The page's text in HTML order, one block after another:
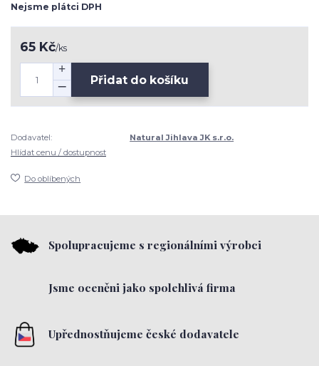
Nejsme plátci DPH
65 Kč/ks
Přidat do košíku
Dodavatel:
Natural Jihlava JK s.r.o.
Hlídat cenu / dostupnost
Do oblíbených
Spolupracujeme s regionálními výrobci
Jsme oceněni jako spolehlivá firma
Upřednostňujeme české dodavatele